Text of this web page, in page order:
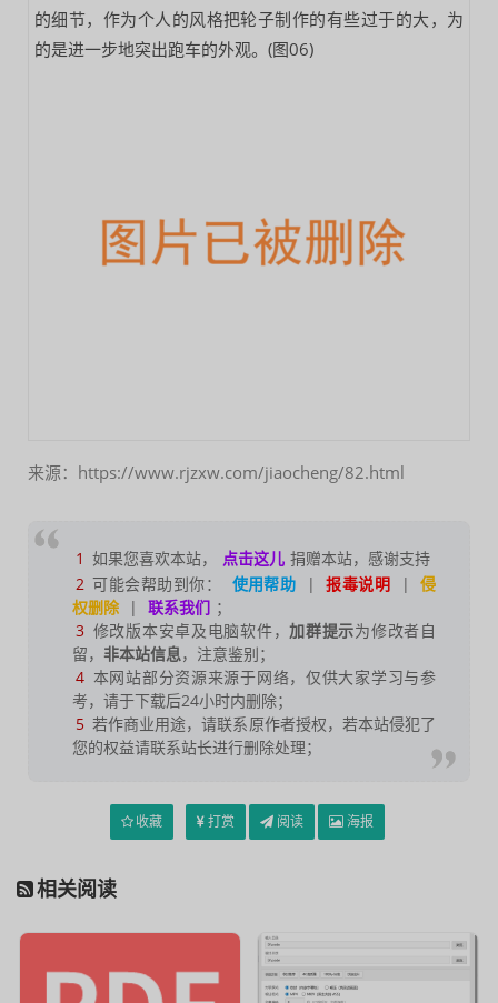
的细节，作为个人的风格把轮子制作的有些过于的大，为
的是进一步地突出跑车的外观。(图06)
来源：https://www.rjzxw.com/jiaocheng/82.html
1 如果您喜欢本站， 点击这儿 捐赠本站，感谢支持
2 可能会帮助到你： 使用帮助 | 报毒说明 |
侵
权删除
| 联系我们 ；
3 修改版本安卓及电脑软件，加群提示为修改者自
留， 非本站信息，注意鉴别；
4 本网站部分资源来源于网络，仅供大家学习与参
考，请于下载后24小时内删除；
5 若作商业用途，请联系原作者授权，若本站侵犯了
您的权益请联系站长进行删除处理；
收藏 打赏 阅读 海报
相关阅读